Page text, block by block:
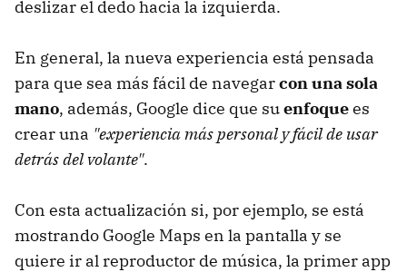
deslizar el dedo hacia la izquierda.
En general, la nueva experiencia está pensada
para que sea más fácil de navegarcon una sola
mano, además, Google dice que suenfoquees
crear una "experiencia más personal y fácil de usar
detrás del volante".
Con esta actualización si, por ejemplo, se está
mostrando Google Maps en la pantalla y se
quiere ir al reproductor de música, la primer app